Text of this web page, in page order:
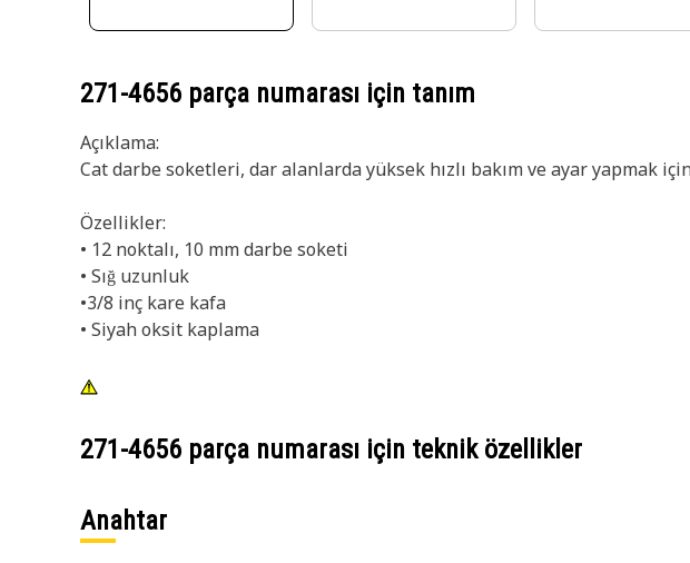
271-4656 parça numarası için tanım
Açıklama:
Cat darbe soketleri, dar alanlarda yüksek hızlı bakım ve ayar yapmak
Özellikler:
• 12 noktalı, 10 mm darbe soketi
• Sığ uzunluk
•3/8 inç kare kafa
• Siyah oksit kaplama
271-4656 parça numarası için teknik özellikler
Anahtar